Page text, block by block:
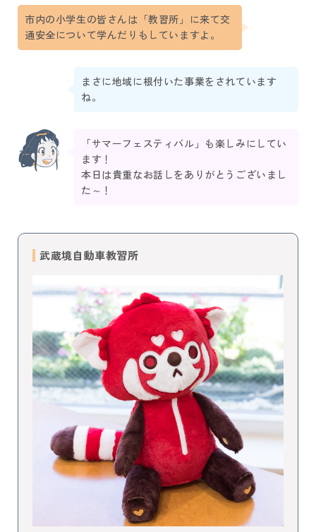
市内の小学生の皆さんは「教習所」に来て交
通安全について学んだりもしていますよ。
まさに地域に根付いた事業をされています
ね。
「サマーフェスティバル」も楽しみにしてい
ます！
本日は貴重なお話しをありがとうございまし
た～！
武蔵境自動車教習所